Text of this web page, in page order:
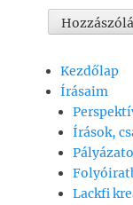
Kezdőlap
Írásaim
Írások,
Lackfi